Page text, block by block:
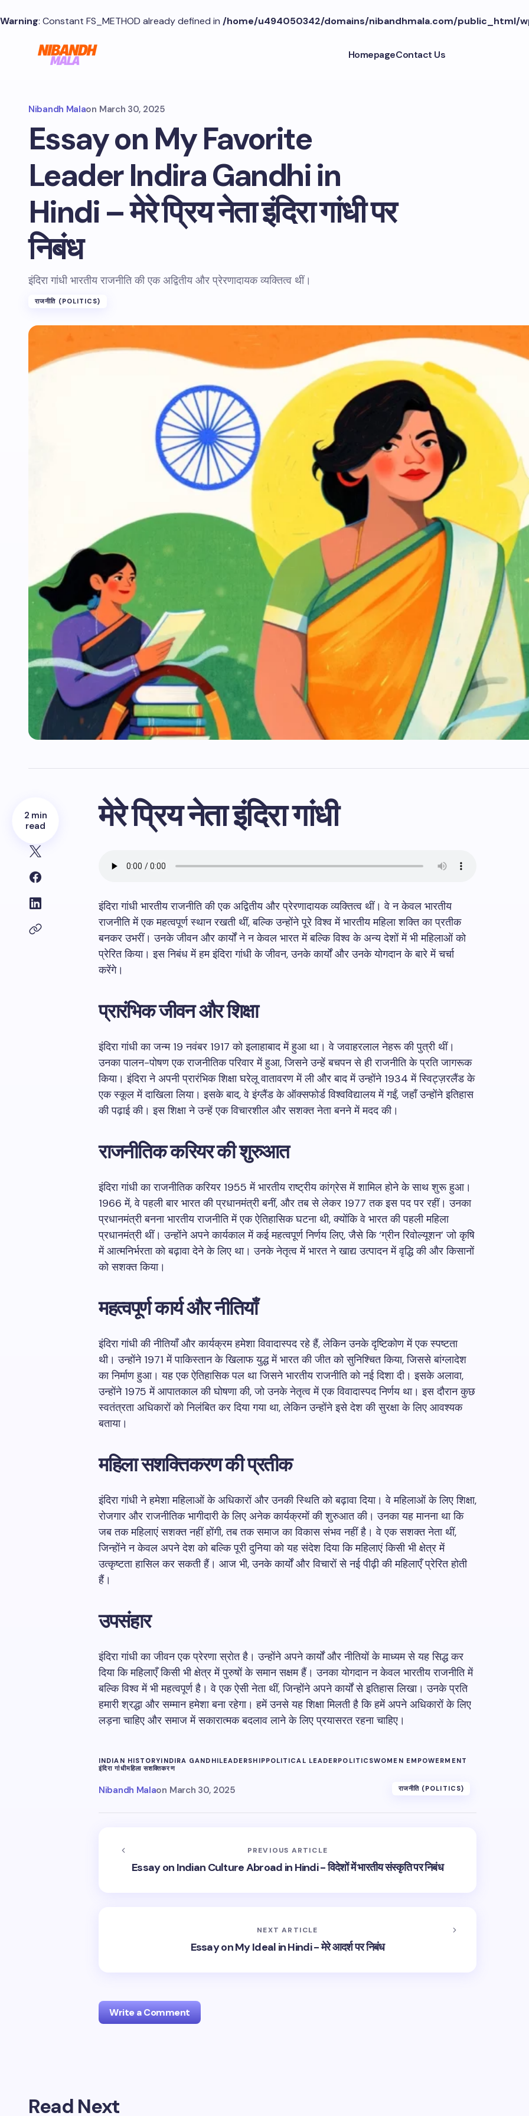
Warning: Constant FS_METHOD already defined in /home/u494050342/domains/nibandhmala.com/public_html/
HomepageContact Us
Nibandh Malaon March 30, 2025
Essay on My Favorite
Leader Indira Gandhi in
Hindi – मेरे प्रिय नेता इंदिरा गांधी पर
निबंध
इंदिरा गांधी भारतीय राजनीति की एक अद्वितीय और प्रेरणादायक व्यक्तित्व थीं।
राजनीति (POLITICS)
2 min
read
मेरे प्रिय नेता इंदिरा गांधी
इंदिरा गांधी भारतीय राजनीति की एक अद्वितीय और प्रेरणादायक व्यक्तित्व थीं। वे न केवल भारतीय
राजनीति में एक महत्वपूर्ण स्थान रखती थीं, बल्कि उन्होंने पूरे विश्व में भारतीय महिला शक्ति का प्रतीक
बनकर उभरीं। उनके जीवन और कार्यों ने न केवल भारत में बल्कि विश्व के अन्य देशों में भी महिलाओं को
प्रेरित किया। इस निबंध में हम इंदिरा गांधी के जीवन, उनके कार्यों और उनके योगदान के बारे में चर्चा
करेंगे।
प्रारंभिक जीवन और शिक्षा
इंदिरा गांधी का जन्म 19 नवंबर 1917 को इलाहाबाद में हुआ था। वे जवाहरलाल नेहरू की पुत्री थीं।
उनका पालन-पोषण एक राजनीतिक परिवार में हुआ, जिसने उन्हें बचपन से ही राजनीति के प्रति जागरूक
किया। इंदिरा ने अपनी प्रारंभिक शिक्षा घरेलू वातावरण में ली और बाद में उन्होंने 1934 में स्विट्ज़रलैंड के
एक स्कूल में दाखिला लिया। इसके बाद, वे इंग्लैंड के ऑक्सफोर्ड विश्वविद्यालय में गईं, जहाँ उन्होंने इतिहास
की पढ़ाई की। इस शिक्षा ने उन्हें एक विचारशील और सशक्त नेता बनने में मदद की।
राजनीतिक करियर की शुरुआत
इंदिरा गांधी का राजनीतिक करियर 1955 में भारतीय राष्ट्रीय कांग्रेस में शामिल होने के साथ शुरू हुआ।
1966 में, वे पहली बार भारत की प्रधानमंत्री बनीं, और तब से लेकर 1977 तक इस पद पर रहीं। उनका
प्रधानमंत्री बनना भारतीय राजनीति में एक ऐतिहासिक घटना थी, क्योंकि वे भारत की पहली महिला
प्रधानमंत्री थीं। उन्होंने अपने कार्यकाल में कई महत्वपूर्ण निर्णय लिए, जैसे कि ‘ग्रीन रिवोल्यूशन’ जो कृषि
में आत्मनिर्भरता को बढ़ावा देने के लिए था। उनके नेतृत्व में भारत ने खाद्य उत्पादन में वृद्धि की और किसानों
को सशक्त किया।
महत्वपूर्ण कार्य और नीतियाँ
इंदिरा गांधी की नीतियाँ और कार्यक्रम हमेशा विवादास्पद रहे हैं, लेकिन उनके दृष्टिकोण में एक स्पष्टता
थी। उन्होंने 1971 में पाकिस्तान के खिलाफ युद्ध में भारत की जीत को सुनिश्चित किया, जिससे बांग्लादेश
का निर्माण हुआ। यह एक ऐतिहासिक पल था जिसने भारतीय राजनीति को नई दिशा दी। इसके अलावा,
उन्होंने 1975 में आपातकाल की घोषणा की, जो उनके नेतृत्व में एक विवादास्पद निर्णय था। इस दौरान कुछ
स्वतंत्रता अधिकारों को निलंबित कर दिया गया था, लेकिन उन्होंने इसे देश की सुरक्षा के लिए आवश्यक
बताया।
महिला सशक्तिकरण की प्रतीक
इंदिरा गांधी ने हमेशा महिलाओं के अधिकारों और उनकी स्थिति को बढ़ावा दिया। वे महिलाओं के लिए शिक्षा,
रोजगार और राजनीतिक भागीदारी के लिए अनेक कार्यक्रमों की शुरुआत की। उनका यह मानना था कि
जब तक महिलाएं सशक्त नहीं होंगी, तब तक समाज का विकास संभव नहीं है। वे एक सशक्त नेता थीं,
जिन्होंने न केवल अपने देश को बल्कि पूरी दुनिया को यह संदेश दिया कि महिलाएं किसी भी क्षेत्र में
उत्कृष्टता हासिल कर सकती हैं। आज भी, उनके कार्यों और विचारों से नई पीढ़ी की महिलाएँ प्रेरित होती
हैं।
उपसंहार
इंदिरा गांधी का जीवन एक प्रेरणा स्रोत है। उन्होंने अपने कार्यों और नीतियों के माध्यम से यह सिद्ध कर
दिया कि महिलाएँ किसी भी क्षेत्र में पुरुषों के समान सक्षम हैं। उनका योगदान न केवल भारतीय राजनीति में
बल्कि विश्व में भी महत्वपूर्ण है। वे एक ऐसी नेता थीं, जिन्होंने अपने कार्यों से इतिहास लिखा। उनके प्रति
हमारी श्रद्धा और सम्मान हमेशा बना रहेगा। हमें उनसे यह शिक्षा मिलती है कि हमें अपने अधिकारों के लिए
लड़ना चाहिए और समाज में सकारात्मक बदलाव लाने के लिए प्रयासरत रहना चाहिए।
INDIAN HISTORYINDIRA GANDHILEADERSHIPPOLITICAL LEADERPOLITICSWOMEN EMPOWERMENT
इंदिरा गांधीमहिला सशक्तिकरण
Nibandh Malaon March 30, 2025 राजनीति (POLITICS)
PREVIOUS ARTICLE
Essay on Indian Culture Abroad in Hindi - विदेशों में भारतीय संस्कृति पर निबंध
NEXT ARTICLE
Essay on My Ideal in Hindi - मेरे आदर्श पर निबंध
Write a Comment
Name *
Read Next